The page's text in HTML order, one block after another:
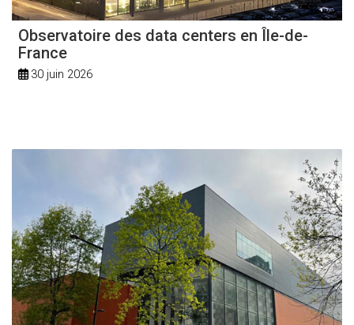
Observatoire des data centers en Île-de-
France
30 juin 2026